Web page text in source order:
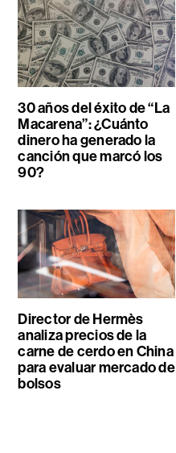
30 años del éxito de “La
Macarena”: ¿Cuánto
dinero ha generado la
canción que marcó los
90?
Director de Hermès
analiza precios de la
carne de cerdo en China
para evaluar mercado de
bolsos